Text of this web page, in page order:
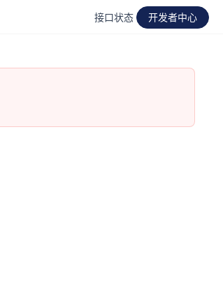
接口状态 开发者中心